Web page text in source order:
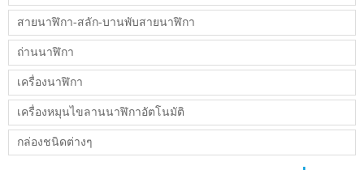
สายนาฬิกา-สลัก-บานพับสายนาฬิกา
ถ่านนาฬิกา
เครื่องนาฬิกา
เครื่องหมุนไขลานนาฬิกาอัตโนมัติ
กล่องชนิดต่างๆ